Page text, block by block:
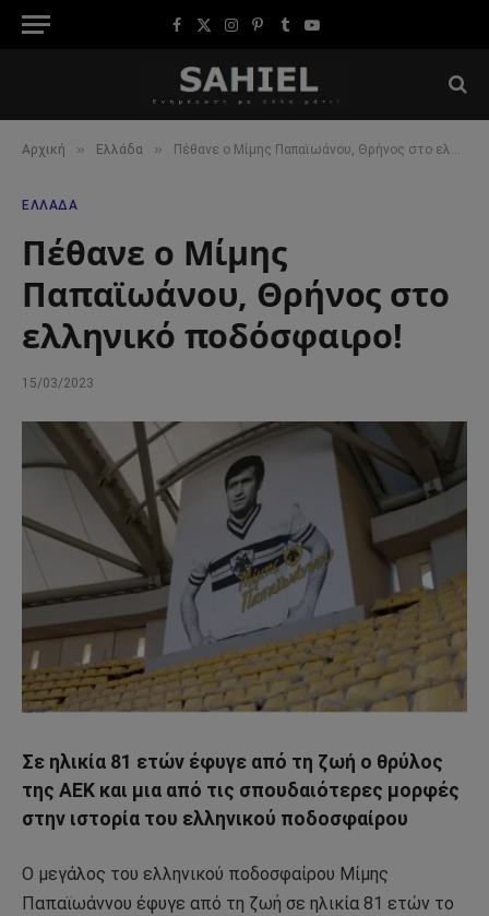
Facebook
X
Instagram
Pinterest
TumblrYouTube
Αρχική » Ελλάδα » Πέθανε ο Μίμης Παπαϊωάνου, Θρήνος στο ελληνικό ποδόσφαιρο!
ΕΛΛΆΔΑ
Πέθανε ο Μίμης
Παπαϊωάνου, Θρήνος στο
ελληνικό ποδόσφαιρο!
15/03/2023
Σε ηλικία 81 ετών έφυγε από τη ζωή ο θρύλος
της ΑΕΚ και μια από τις σπουδαιότερες μορφές
στην ιστορία του ελληνικού ποδοσφαίρου
Ο μεγάλος του ελληνικού ποδοσφαίρου Μίμης
Παπαϊωάννου έφυγε από τη ζωή σε ηλικία 81 ετών το